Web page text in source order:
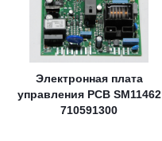
Электронная плата
управления PCB SM11462
710591300